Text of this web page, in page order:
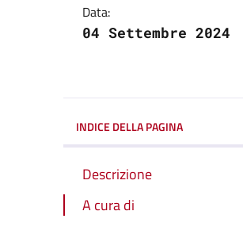
Data:
04 Settembre 2024
INDICE DELLA PAGINA
Descrizione
A cura di